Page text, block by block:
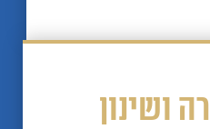
ושינון